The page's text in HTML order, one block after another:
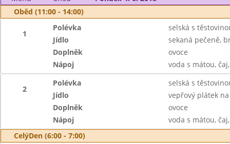
Oběd (11:00 - 14:00)
1
Polévka
selská s
Jídlo
sekaná pečeně,
Doplněk
ovoce
Nápoj
voda s mátou,
2
Polévka
selská s
Jídlo
vepřový plátek
Doplněk
ovoce
Nápoj
voda s mátou,
CelýDen (6:00 - 7:00)